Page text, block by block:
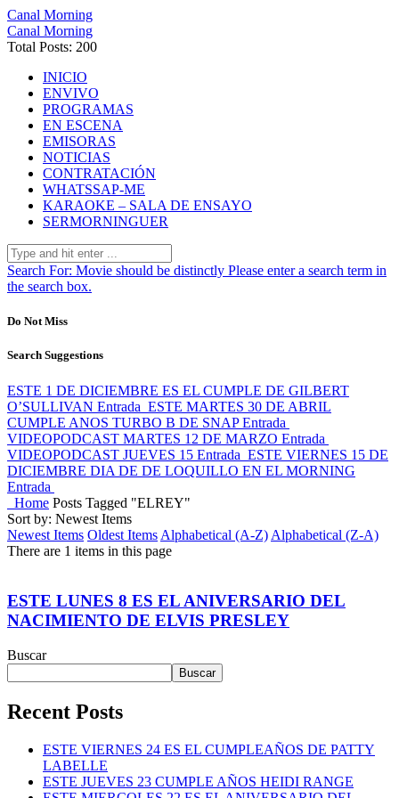
Canal Morning
Canal Morning
Total Posts: 200
INICIO
ENVIVO
PROGRAMAS
EN ESCENA
EMISORAS
NOTICIAS
CONTRATACIÓN
WHATSSAP-ME
KARAOKE – SALA DE ENSAYO
SERMORNINGUER
Search For: Movie should be distinctly Please enter a search term in
the search box.
Do Not Miss
Search Suggestions
ESTE 1 DE DICIEMBRE ES EL CUMPLE DE GILBERT
O’SULLIVAN Entrada ESTE MARTES 30 DE ABRIL
CUMPLE ANOS TURBO B DE SNAP Entrada
VIDEOPODCAST MARTES 12 DE MARZO Entrada
VIDEOPODCAST JUEVES 15 Entrada ESTE VIERNES 15 DE
DICIEMBRE DIA DE DE LOQUILLO EN EL MORNING
Entrada
Home Posts Tagged "ELREY"
Sort by: Newest Items
Newest Items Oldest Items Alphabetical (A-Z) Alphabetical (Z-A)
There are 1 items in this page
ESTE LUNES 8 ES EL ANIVERSARIO DEL
NACIMIENTO DE ELVIS PRESLEY
Buscar
Buscar
Recent Posts
ESTE VIERNES 24 ES EL CUMPLEAÑOS DE PATTY
LABELLE
ESTE JUEVES 23 CUMPLE AÑOS HEIDI RANGE